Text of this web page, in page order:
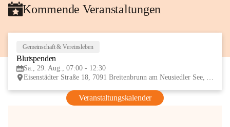
Kommende Veranstaltungen
Gemeinschaft & Vereinsleben
Blutspenden
Sa., 29. Aug., 07:00 - 12:30
Eisenstädter Straße 18, 7091 Breitenbrunn am Neusiedler See, AUT
Veranstaltungskalender